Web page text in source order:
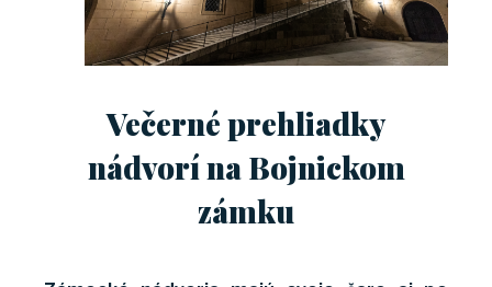
Večerné prehliadky
nádvorí na Bojnickom
zámku